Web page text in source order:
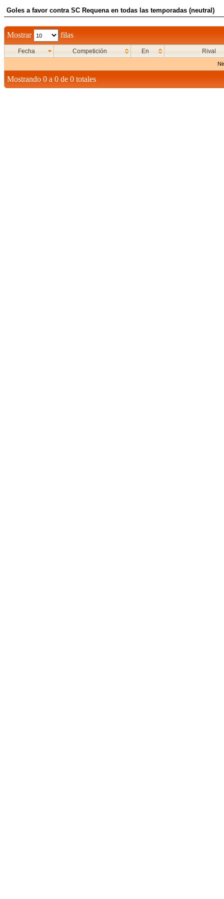
Goles a favor contra SC Requena en todas las temporadas (neutral)
Mostrar filas
Fecha Competición En Rival
Mostrando 0 a 0 de 0 totales